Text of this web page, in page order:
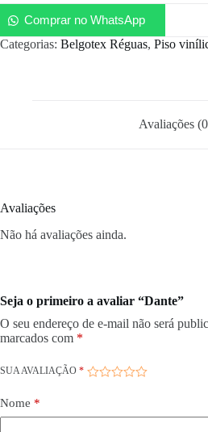
Comprar no WhatsApp
Categorias: Belgotex Réguas, Piso
Avaliações
Avaliações
Não há avaliações ainda.
Seja o primeiro a avaliar “Dante”
O seu endereço de e-mail não será
marcados com *
SUA AVALIAÇÃO *
Nome *